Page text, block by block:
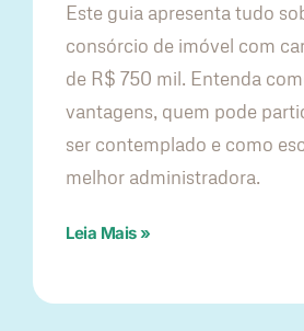
Este guia apresenta tudo
consórcio de imóvel com
de R$ 750 mil. Entenda
vantagens, quem pode
ser contemplado e como
melhor administradora.
Leia Mais »